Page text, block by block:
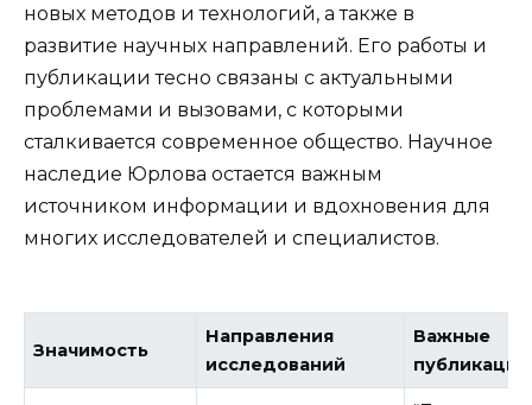
новых методов и технологий, а также в
развитие научных направлений. Его работы и
публикации тесно связаны с актуальными
проблемами и вызовами, с которыми
сталкивается современное общество. Научное
наследие Юрлова остается важным
источником информации и вдохновения для
многих исследователей и специалистов.
Значимость
Направления
исследований
Важные
публикации